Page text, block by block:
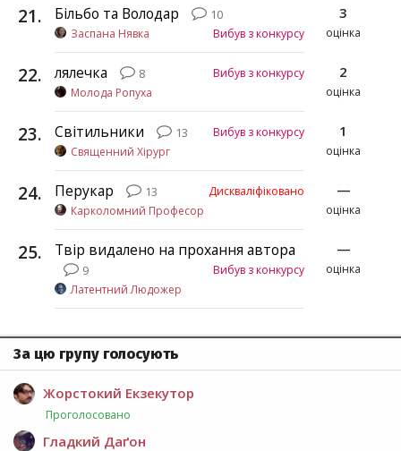
21. Більбо та Володар
10
Вибув з конкурсу
Заспана Нявка
3
оцінка
22. лялечка 8
Вибув з конкурсу
Молода Ропуха
2
оцінка
23. Світильники 13
Вибув з конкурсу
Священний Хірург
1
оцінка
24. Перукар 13
Дискваліфіковано
Карколомний Професор
—
оцінка
25. Твір видалено на прохання автора
9
Вибув з конкурсу
Латентний Людожер
—
оцінка
За цю групу голосують
Жорстокий Екзекутор
Проголосовано
Гладкий Даґон